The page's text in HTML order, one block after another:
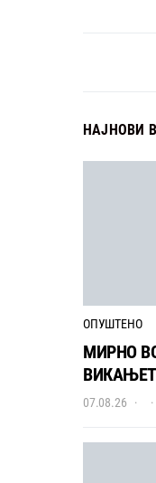
НАЈНОВИ
ОПУШТЕНО
МИРНО
07.08.26